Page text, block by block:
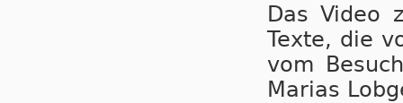
Das Video
Tex­te, die
vom
Ma­rias